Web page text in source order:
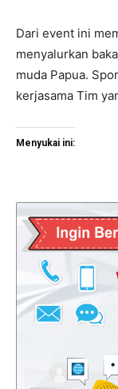
Dari event ini
menyalurkan
muda Papua.
kerjasama Tim
Menyukai ini: